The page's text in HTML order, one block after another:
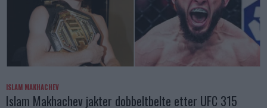
ISLAM MAKHACHEV
Islam Makhachev jakter dobbeltbelte etter UFC 315